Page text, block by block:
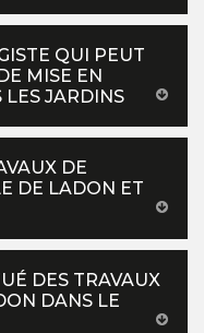
QUI PEUT
MISE EN
LES JARDINS
DE
DE LADON ET
DES TRAVAUX
DANS LE